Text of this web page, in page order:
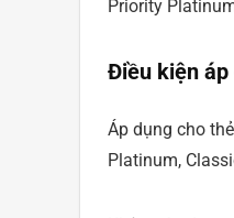
Priority
Điều kiện áp
Áp dụng cho
Platinum,